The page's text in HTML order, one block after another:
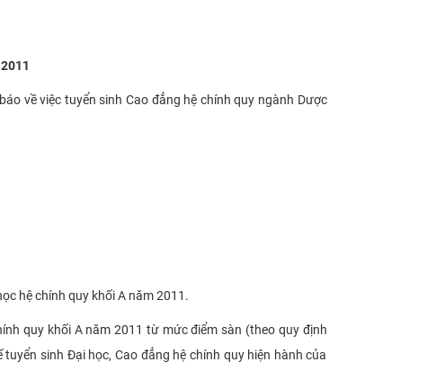
về việc tuyển sinh Cao đẳng hệ chính quy ngành Dược
hệ chính quy khối A năm 2011.
quy khối A năm 2011 từ mức điểm sàn (theo quy định
sinh Đại học, Cao đẳng hệ chính quy hiện hành của